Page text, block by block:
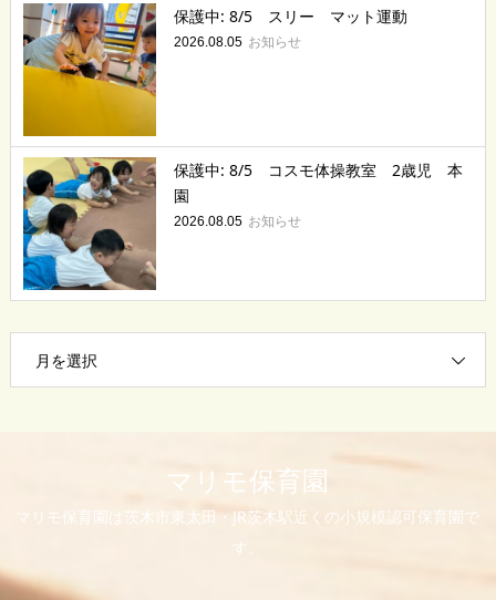
保護中: 8/5 スリー マット運動
2026.08.05 お知らせ
保護中: 8/5 コスモ体操教室 2歳児 本
園
2026.08.05 お知らせ
月を選択
マリモ保育園
マリモ保育園は茨木市東太田・JR茨木駅近くの小規模認可保育園で
す。